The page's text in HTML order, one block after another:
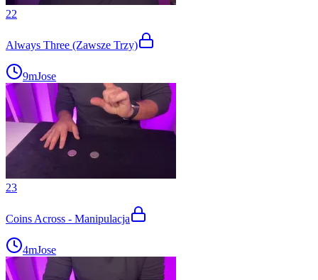
22
Always Three (Zawsze Trzy)
9mJose
23
Coins Across - Manipulacja
4mJose